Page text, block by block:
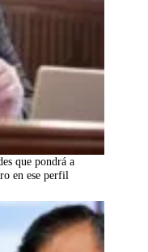
que pondrá a
en ese perfil